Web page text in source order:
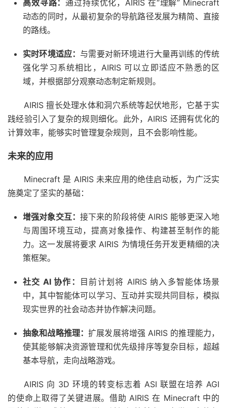
高效寻路：通过持续优化，AIRIS 在“理解” Minecraft
动态的同时，从最初复杂的导航路径发展为精简、直接
的路线。
实时环境适应： 与需要对新环境进行大量再训练的传统
强化学习系统相比，AIRIS 可以立即适应不熟悉的区
域，并根据部分观察动态制定新规则。
AIRIS 擅长处理水体和洞穴系统等起伏地形，它基于实
践经验引入了复杂的规则细化。此外，AIRIS 还拥有优化的
计算效率，能够实时管理复杂规则，且不会影响性能。
未来的应用
Minecraft 是 AIRIS 未来应用的绝佳启动板，为广泛实
施奠定了坚实的基础：
增强对象交互： 接下来的阶段将使 AIRIS 能够更深入地
与周围环境互动，提高对象操作、构建甚至制作的能
力。这一发展将要求 AIRIS 为情境任务开发更精细的决
策框架。
社交 AI 协作：
目前计划将 AIRIS 纳入多智能体场景
中，其中智能体可以学习、互动并实现共同目标，模拟
现实世界的社会动态并协作解决问题。
抽象和战略推理：扩展发展将增强 AIRIS 的推理能力，
使其能够解决资源管理和优先级排序等复杂目标，超越
基本导航，走向战略游戏。
AIRIS 向 3D 环境的转变标志着 ASI 联盟在培养 AGI
的使命上取得了关键进展。借助 AIRIS 在 Minecraft 中的